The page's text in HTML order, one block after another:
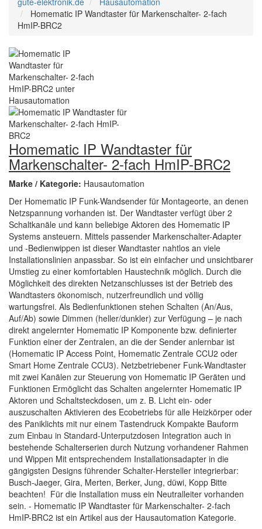
Homematic IP Wandtaster für Markenschalter- 2-fach
HmIP-BRC2
Homematic IP Wandtaster für
Markenschalter- 2-fach HmIP-BRC2
Marke / Kategorie: Hausautomation
Der Homematic IP Funk-Wandsender für Montageorte, an denen
Netzspannung vorhanden ist. Der Wandtaster verfügt über 2
Schaltkanäle und kann beliebige Aktoren des Homematic IP
Systems ansteuern. Mittels passender Markenschalter-Adapter
und -Bedienwippen ist dieser Wandtaster nahtlos an viele
Installationslinien anpassbar. So ist ein einfacher und unsichtbarer
Umstieg zu einer komfortablen Haustechnik möglich. Durch die
Möglichkeit des direkten Netzanschlusses ist der Betrieb des
Wandtasters ökonomisch, nutzerfreundlich und völlig
wartungsfrei. Als Bedienfunktionen stehen Schalten (An/Aus,
Auf/Ab) sowie Dimmen (heller/dunkler) zur Verfügung – je nach
direkt angelernter Homematic IP Komponente bzw. definierter
Funktion einer der Zentralen, an die der Sender anlernbar ist
(Homematic IP Access Point, Homematic Zentrale CCU2 oder
Smart Home Zentrale CCU3). Netzbetriebener Funk-Wandtaster
mit zwei Kanälen zur Steuerung von Homematic IP Geräten und
Funktionen Ermöglicht das Schalten angelernter Homematic IP
Aktoren und Schaltsteckdosen, um z. B. Licht ein- oder
auszuschalten Aktivieren des Ecobetriebs für alle Heizkörper oder
des Paniklichts mit nur einem Tastendruck Kompakte Bauform
zum Einbau in Standard-Unterputzdosen Integration auch in
bestehende Schalterserien durch Nutzung vorhandener Rahmen
und Wippen Mit entsprechendem Installationsadapter in die
gängigsten Designs führender Schalter-Hersteller integrierbar:
Busch-Jaeger, Gira, Merten, Berker, Jung, düwi, Kopp Bitte
beachten! Für die Installation muss ein Neutralleiter vorhanden
sein. - Homematic IP Wandtaster für Markenschalter- 2-fach
HmIP-BRC2 ist ein Artikel aus der Hausautomation Kategorie.